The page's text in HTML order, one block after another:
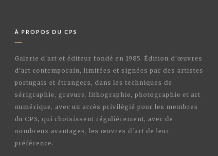
À PROPOS DU CPS
Galerie d'art et éditeur fondé en 1985. Édition d'œuvres
d'art contemporain, limitées et signées par des artistes
portugais et étrangers, dans les techniques de
sérigraphie, gravure, lithographie, photographie et art
numérique, avec un accès privilégié pour les membres
du CPS, qui choisissent régulièrement, avec de
nombreux avantages, les œuvres d'art de leur
préférence.